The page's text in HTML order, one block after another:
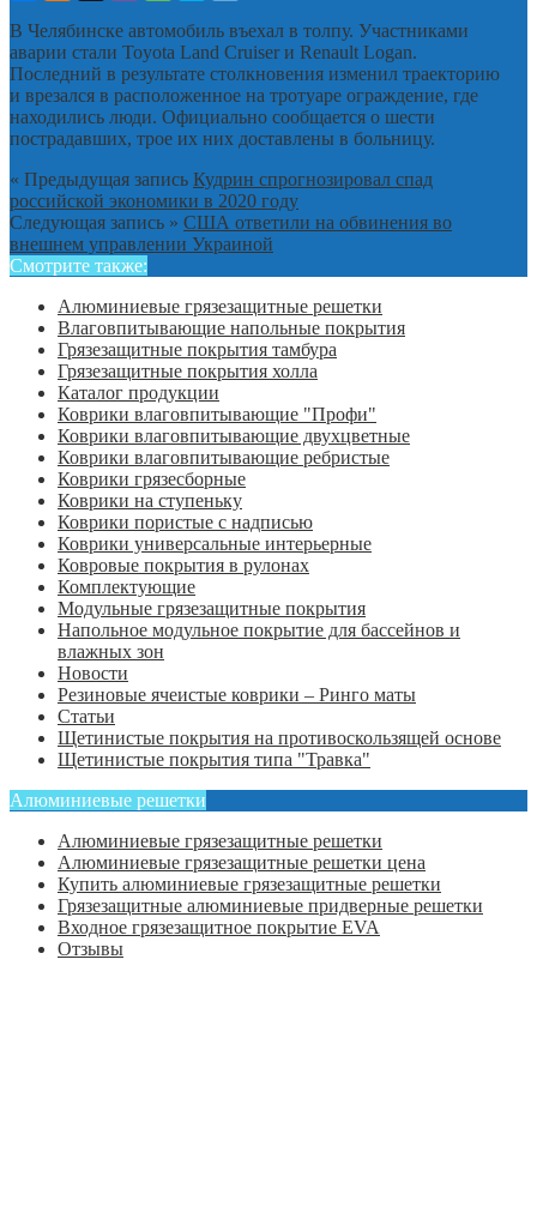
В Челябинске автомобиль въехал в толпу. Участниками
аварии стали Toyota Land Cruiser и Renault Logan.
Последний в результате столкновения изменил траекторию
и врезался в расположенное на тротуаре ограждение, где
находились люди. Официально сообщается о шести
пострадавших, трое их них доставлены в больницу.
« Предыдущая запись Кудрин спрогнозировал спад
российской экономики в 2020 году
Следующая запись » США ответили на обвинения во
внешнем управлении Украиной
Смотрите также:
Алюминиевые грязезащитные решетки
Влаговпитывающие напольные покрытия
Грязезащитные покрытия тамбура
Грязезащитные покрытия холла
Каталог продукции
Коврики влаговпитывающие "Профи"
Коврики влаговпитывающие двухцветные
Коврики влаговпитывающие ребристые
Коврики грязесборные
Коврики на ступеньку
Коврики пористые с надписью
Коврики универсальные интерьерные
Ковровые покрытия в рулонах
Комплектующие
Модульные грязезащитные покрытия
Напольное модульное покрытие для бассейнов и
влажных зон
Новости
Резиновые ячеистые коврики – Ринго маты
Статьи
Щетинистые покрытия на противоскользящей основе
Щетинистые покрытия типа "Травка"
Алюминиевые решетки
Алюминиевые грязезащитные решетки
Алюминиевые грязезащитные решетки цена
Купить алюминиевые грязезащитные решетки
Грязезащитные алюминиевые придверные решетки
Входное грязезащитное покрытие EVA
Отзывы